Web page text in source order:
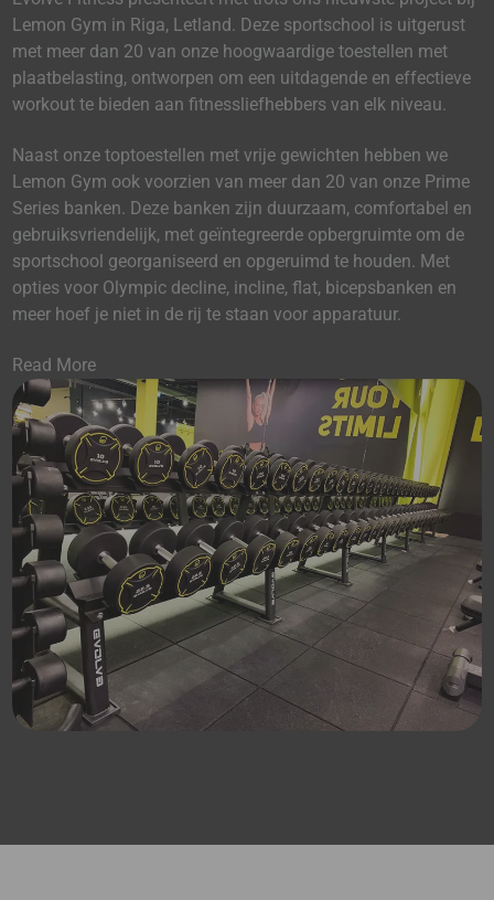
Lemon Gym in Riga, Letland. Deze sportschool is uitgerust
met meer dan 20 van onze hoogwaardige toestellen met
plaatbelasting, ontworpen om een uitdagende en effectieve
workout te bieden aan fitnessliefhebbers van elk niveau.
Naast onze toptoestellen met vrije gewichten hebben we
Lemon Gym ook voorzien van meer dan 20 van onze Prime
Series banken. Deze banken zijn duurzaam, comfortabel en
gebruiksvriendelijk, met geïntegreerde opbergruimte om de
sportschool georganiseerd en opgeruimd te houden. Met
opties voor Olympic decline, incline, flat, bicepsbanken en
meer hoef je niet in de rij te staan voor apparatuur.
Read More